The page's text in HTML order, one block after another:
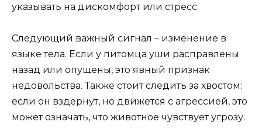
указывать на дискомфорт или стресс.
Следующий важный сигнал – изменение в
языке тела. Если у питомца уши расправлены
назад или опущены, это явный признак
недовольства. Также стоит следить за хвостом:
если он вздернут, но движется с агрессией, это
может означать, что животное чувствует угрозу.